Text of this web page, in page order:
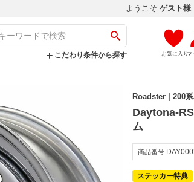
ようこそ ゲスト様
こだわり条件から探す お気に入りマ
Roadster | 200
Daytona-
ム
商品番号
ステッカー特典